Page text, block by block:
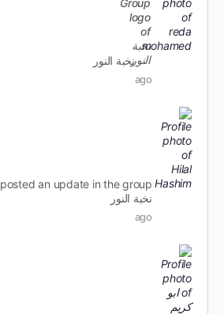
نخبة النور
ago
posted an update in the group
نخبة النور
ago